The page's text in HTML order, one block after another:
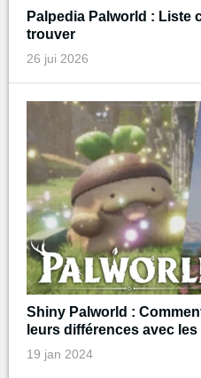
Palpedia Palworld : Liste
trouver
26 jui 2026
Shiny Palworld :
leurs différences avec
19 jan 2024